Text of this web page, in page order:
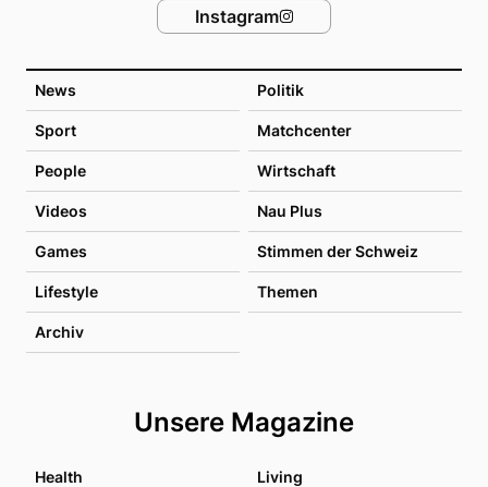
News Politik
Sport Matchcenter
People Wirtschaft
Videos Nau Plus
Games Stimmen der Schweiz
Lifestyle Themen
Archiv
Unsere Magazine
Health Living
Instagram